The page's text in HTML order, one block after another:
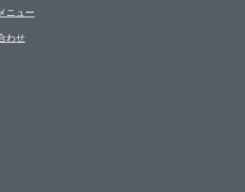
ニュー
わせ